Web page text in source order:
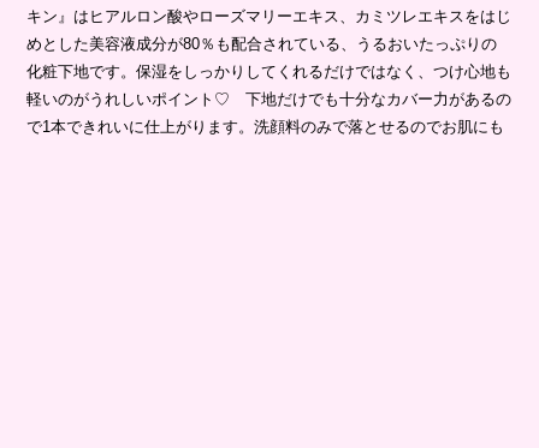
キン』はヒアルロン酸やローズマリーエキス、カミツレエキスをはじ
めとした美容液成分が80％も配合されている、うるおいたっぷりの
化粧下地です。保湿をしっかりしてくれるだけではなく、つけ心地も
軽いのがうれしいポイント♡ 下地だけでも十分なカバー力があるの
で1本できれいに仕上がります。洗顔料のみで落とせるのでお肌にも